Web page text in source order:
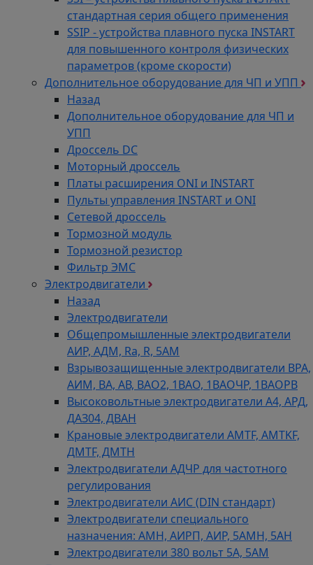
стандартная серия общего применения
SSIP - устройства плавного пуска INSTART
для повышенного контроля физических
параметров (кроме скорости)
Дополнительное оборудование для ЧП и УПП
Назад
Дополнительное оборудование для ЧП и
УПП
Дроссель DC
Моторный дроссель
Платы расширения ONI и INSTART
Пульты управления INSTART и ONI
Сетевой дроссель
Тормозной модуль
Тормозной резистор
Фильтр ЭМС
Электродвигатели
Назад
Электродвигатели
Общепромышленные электродвигатели
АИР, АДМ, Ra, R, 5AM
Взрывозащищенные электродвигатели ВРА,
АИМ, ВА, АВ, ВАO2, 1ВАО, 1ВАОЧР, 1ВАОРВ
Высоковольтные электродвигатели A4, АРД,
ДАЗ04, ДВАН
Крановые электродвигатели AMTF, AMTKF,
ДMTF, ДМТН
Электродвигатели АДЧР для частотного
регулирования
Электродвигатели АИС (DIN стандарт)
Электродвигатели специального
назначения: АМН, АИРП, АИР, 5АМН, 5АН
Электродвигатели 380 вольт 5А, 5АМ